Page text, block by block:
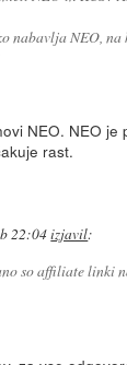
nabavlja NEO, na
NEO. NEO je
rast.
22:04izjavil:
so affiliate linki